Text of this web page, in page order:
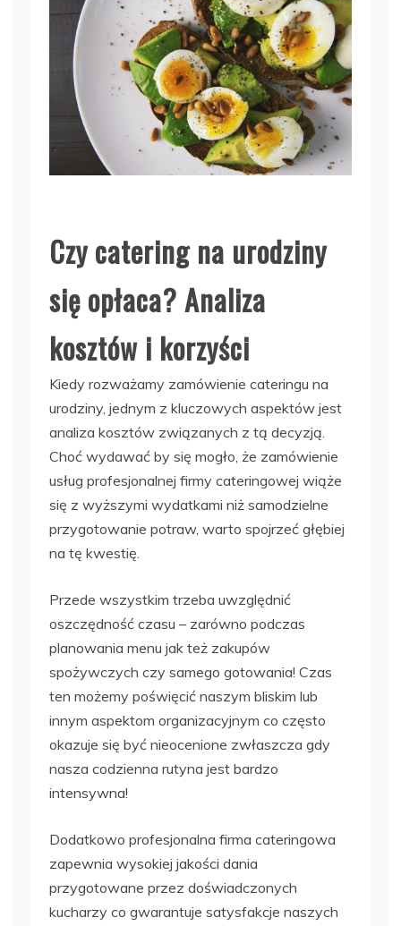
Czy catering na urodziny
się opłaca? Analiza
kosztów i korzyści
Kiedy rozważamy zamówienie cateringu na
urodziny, jednym z kluczowych aspektów jest
analiza kosztów związanych z tą decyzją.
Choć wydawać by się mogło, że zamówienie
usług profesjonalnej firmy cateringowej wiąże
się z wyższymi wydatkami niż samodzielne
przygotowanie potraw, warto spojrzeć głębiej
na tę kwestię.
Przede wszystkim trzeba uwzględnić
oszczędność czasu – zarówno podczas
planowania menu jak też zakupów
spożywczych czy samego gotowania! Czas
ten możemy poświęcić naszym bliskim lub
innym aspektom organizacyjnym co często
okazuje się być nieocenione zwłaszcza gdy
nasza codzienna rutyna jest bardzo
intensywna!
Dodatkowo profesjonalna firma cateringowa
zapewnia wysokiej jakości dania
przygotowane przez doświadczonych
kucharzy co gwarantuje satysfakcje naszych